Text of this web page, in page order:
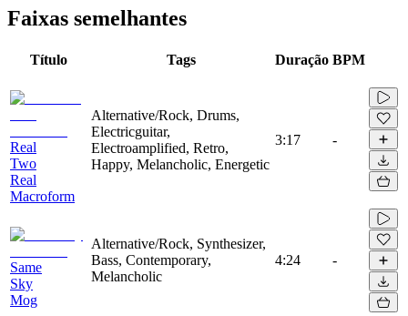
Faixas semelhantes
Título Tags Duração BPM
Real
Two
Real
Macroform
Alternative/Rock, Drums,
Electricguitar,
Electroamplified, Retro,
Happy, Melancholic, Energetic
3:17 -
Same
Sky
Mog
Alternative/Rock, Synthesizer,
Bass, Contemporary,
Melancholic
4:24 -